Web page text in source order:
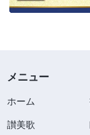
メニュー
ホーム
讃美歌